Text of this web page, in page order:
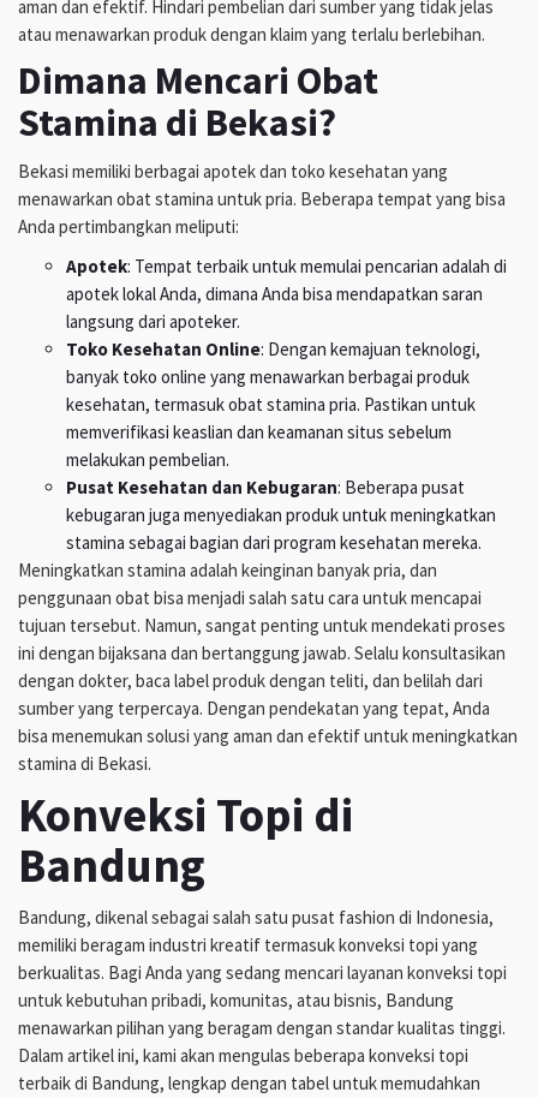
aman dan efektif. Hindari pembelian dari sumber yang tidak jelas
atau menawarkan produk dengan klaim yang terlalu berlebihan.
Dimana Mencari Obat
Stamina di Bekasi?
Bekasi memiliki berbagai apotek dan toko kesehatan yang
menawarkan obat stamina untuk pria. Beberapa tempat yang bisa
Anda pertimbangkan meliputi:
Apotek: Tempat terbaik untuk memulai pencarian adalah di
apotek lokal Anda, dimana Anda bisa mendapatkan saran
langsung dari apoteker.
Toko Kesehatan Online: Dengan kemajuan teknologi,
banyak toko online yang menawarkan berbagai produk
kesehatan, termasuk obat stamina pria. Pastikan untuk
memverifikasi keaslian dan keamanan situs sebelum
melakukan pembelian.
Pusat Kesehatan dan Kebugaran: Beberapa pusat
kebugaran juga menyediakan produk untuk meningkatkan
stamina sebagai bagian dari program kesehatan mereka.
Meningkatkan stamina adalah keinginan banyak pria, dan
penggunaan obat bisa menjadi salah satu cara untuk mencapai
tujuan tersebut. Namun, sangat penting untuk mendekati proses
ini dengan bijaksana dan bertanggung jawab. Selalu konsultasikan
dengan dokter, baca label produk dengan teliti, dan belilah dari
sumber yang terpercaya. Dengan pendekatan yang tepat, Anda
bisa menemukan solusi yang aman dan efektif untuk meningkatkan
stamina di Bekasi.
Konveksi Topi di
Bandung
Bandung, dikenal sebagai salah satu pusat fashion di Indonesia,
memiliki beragam industri kreatif termasuk konveksi topi yang
berkualitas. Bagi Anda yang sedang mencari layanan konveksi topi
untuk kebutuhan pribadi, komunitas, atau bisnis, Bandung
menawarkan pilihan yang beragam dengan standar kualitas tinggi.
Dalam artikel ini, kami akan mengulas beberapa konveksi topi
terbaik di Bandung, lengkap dengan tabel untuk memudahkan